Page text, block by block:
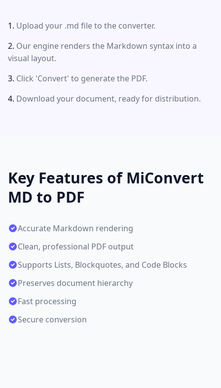
Upload your .md file to the converter.
Our engine renders the Markdown syntax into a
visual layout.
Click 'Convert' to generate the PDF.
Download your document, ready for distribution.
Key Features of MiConvert
MD to PDF
Accurate Markdown rendering
Clean, professional PDF output
Supports Lists, Blockquotes, and Code Blocks
Preserves document hierarchy
Fast processing
Secure conversion